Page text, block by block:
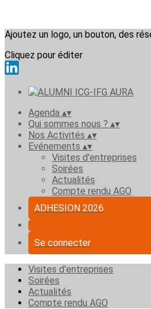
Ajoutez un logo, un bouton, des
Cliquez pour éditer
Agenda ▴▾
Qui sommes nous ? ▴▾
Nos Activités ▴▾
Evénements ▴▾
Visites d'entreprises
Soirées
Actualités
Compte rendu AGO
ADHESION 2026
Se connecter
Visites d'entreprises
Soirées
Actualités
Compte rendu AGO